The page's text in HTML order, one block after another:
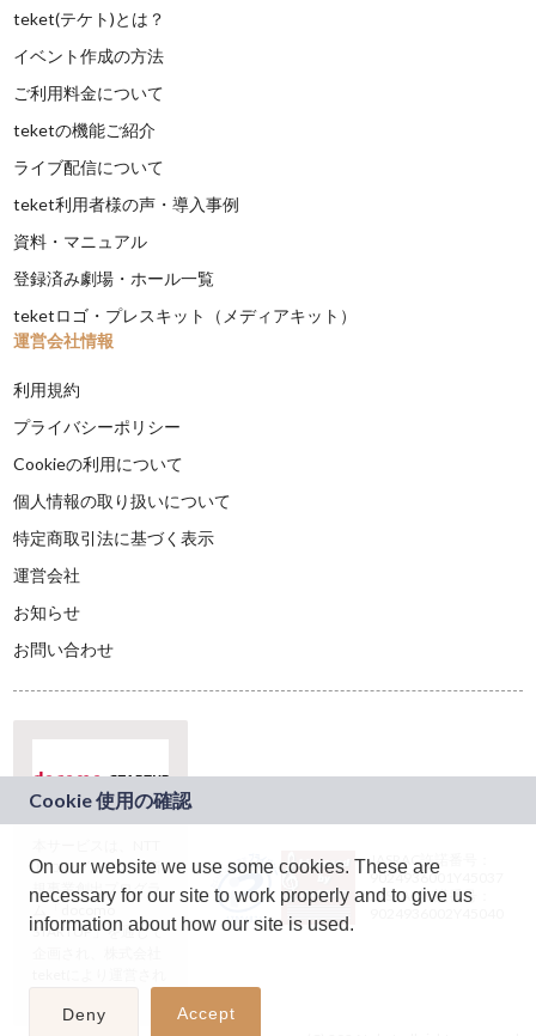
teket(テケト)とは？
イベント作成の方法
ご利用料金について
teketの機能ご紹介
ライブ配信について
teket利用者様の声・導入事例
資料・マニュアル
登録済み劇場・ホール一覧
teketロゴ・プレスキット（メディアキット）
運営会社情報
利用規約
プライバシーポリシー
Cookieの利用について
個人情報の取り扱いについて
特定商取引法に基づく表示
運営会社
お知らせ
お問い合わせ
ドコモグループの新
規事業創出プログラ
ム「docomo
STARTUP」を通じて
JASRAC許諾番号：
9024936001Y45037
JASRAC許諾番号：
On our website we use some cookies. These are
necessary for our site to work properly and to give us
information about how our site is used.
Deny Accept